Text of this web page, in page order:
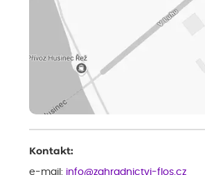
Kontakt:
e-mail: info@zahradnictvi-flos.cz